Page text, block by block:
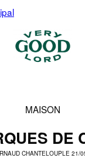
MAISON
DE
CHANTELOUPLE 21/